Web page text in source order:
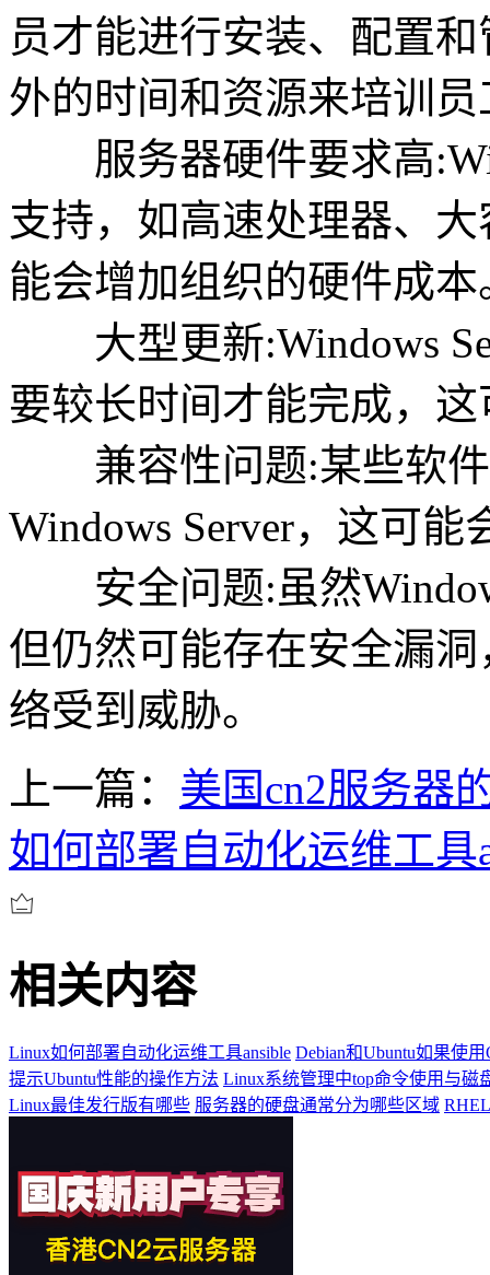
员才能进行安装、配置
外的时间和资源来培训员
服务器硬件要求高
支持，如高速处理器、
能会增加组织的硬件成本
大型更新:Windows
要较长时间才能完成，
兼容性问题:某些软件
Windows Server，这可
安全问题:虽然
但仍然可能存在安全漏
络受到威胁。
上一篇： 美国cn2服务器
如何部署自动化运维工具
相关内容
Linux如何部署自动化运维工具ansible Debian和Ubuntu如果使
提示Ubuntu性能的操作方法 Linux系统管理中top命令使用与磁
Linux最佳发行版有哪些 服务器的硬盘通常分为哪些区域